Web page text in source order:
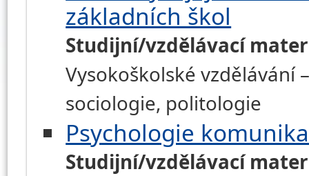
základních škol
Studijní/vzdělávací
Vysokoškolské vzdělávání
sociologie, politologie
Psychologie
Studijní/vzdělávací